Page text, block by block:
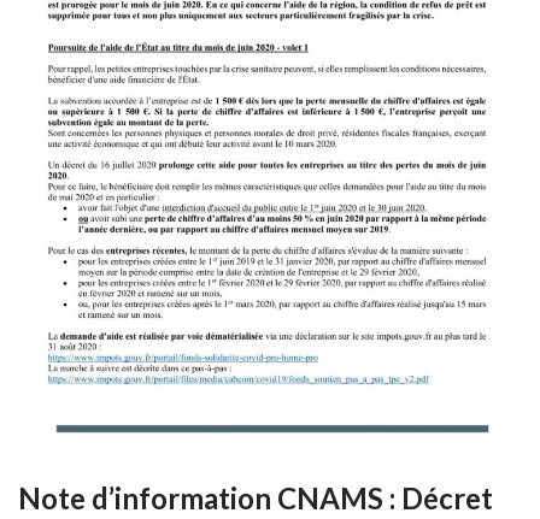
Note d’information CNAMS : Décret